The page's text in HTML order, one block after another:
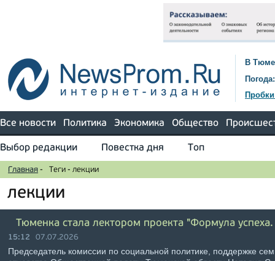
В
Погода:
Все новости Политика Экономика Общество
Выбор редакции Повестка дня Топ
Главная - Теги - лекции
лекции
Тюменка стала лектором проекта "Формула
15:12 07.07.2026
Председатель комиссии по социальной политике, поддержке